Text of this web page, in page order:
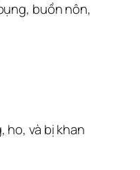
buồn nôn,
ho, và bị khan